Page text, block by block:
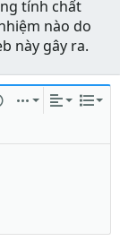
tính chất
nào do
này gây ra.